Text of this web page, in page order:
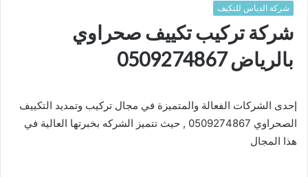
شركة الدباس للتكيف
شركة تركيب تكييف صحراوي
بالرياض 0509274867
إحدى الشركات الفعالة والمتميزة في مجال تركيب وتمديد التكييف
الصحراوي 0509274867 , حيث تتميز الشركه بخبرتها العالية في
هذا المجال